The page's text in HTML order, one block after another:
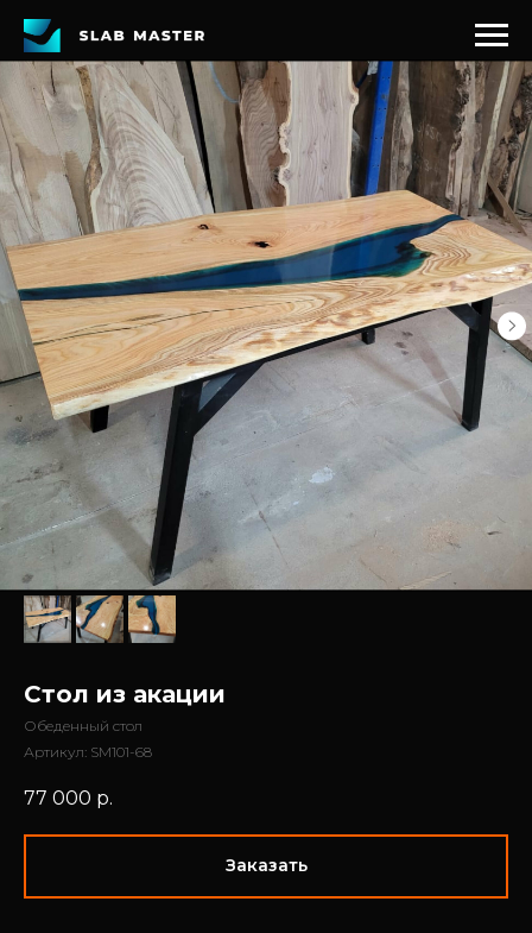
Стол из акации
Обеденный стол
Артикул: SM101-68
77 000 р.
Заказать